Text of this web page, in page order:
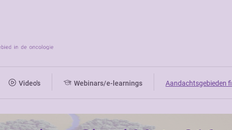
Video's Webinars/e-learnings Aandachtsgebieden